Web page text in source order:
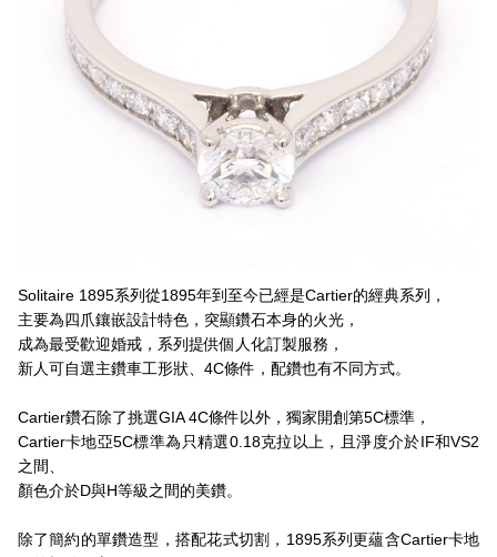
Solitaire 1895系列從1895年到至今已經是Cartier的經典系列，
主要為四爪鑲嵌設計特色，突顯鑽石本身的火光，
成為最受歡迎婚戒，系列提供個人化訂製服務，
新人可自選主鑽車工形狀、4C條件，配鑽也有不同方式。
Cartier鑽石除了挑選GIA 4C條件以外，獨家開創第5C標準，
Cartier卡地亞5C標準為只精選0.18克拉以上，且淨度介於IF和VS2
之間、
顏色介於D與H等級之間的美鑽。
除了簡約的單鑽造型，搭配花式切割，1895系列更蘊含Cartier卡地